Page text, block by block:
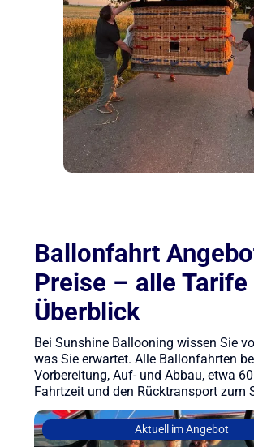
Ballonfahrt
Preise – alle Tarife
Überblick
Bei Sunshine Ballooning wissen Sie
was Sie erwartet. Alle Ballonfahrten
Vorbereitung, Auf- und Abbau, etwa
Fahrtzeit und den Rücktransport zum
Aktuell im Angebot